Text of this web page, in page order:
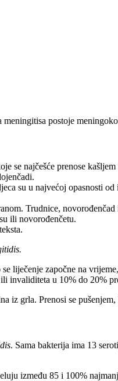
postoje
se najčešće prenose
su u najvećoj opasnosti
Trudnice,
ili novorođenčetu.
liječenje započne na
invaliditeta u 10% do 20%
grla. Prenosi se
. Sama bakterija ima 13
između 85 i 100%